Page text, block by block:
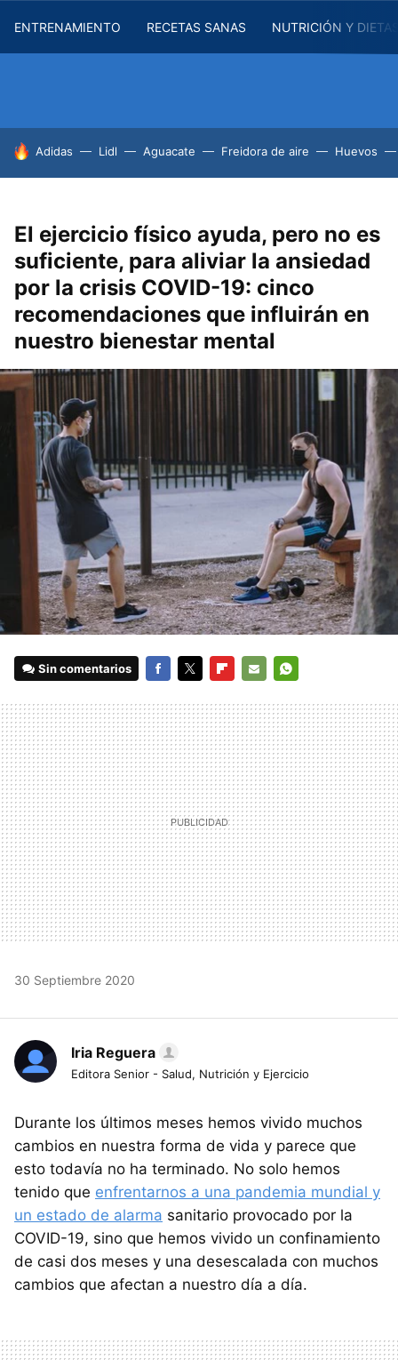
ENTRENAMIENTO RECETAS SANAS NUTRICIÓN Y
HOY SE HABLA DE
Adidas Lidl Aguacate Freidora de aire Huevos
El ejercicio físico ayuda, pero no es
suficiente, para aliviar la ansiedad
por la crisis COVID-19: cinco
recomendaciones que influirán en
nuestro bienestar mental
Sin comentarios
MAIL
30 Septiembre 2020
Iria Reguera
Editora Senior - Salud, Nutrición y Ejercicio
Durante los últimos meses hemos vivido muchos
cambios en nuestra forma de vida y parece que
esto todavía no ha terminado. No solo hemos
tenido que enfrentarnos a una pandemia mundial y
un estado de alarma sanitario provocado por la
COVID-19, sino que hemos vivido un confinamiento
de casi dos meses y una desescalada con muchos
cambios que afectan a nuestro día a día.